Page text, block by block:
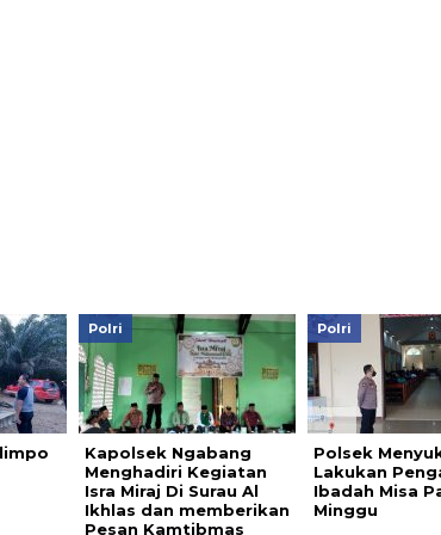
Polri
Kapolsek Ngabang
Menghadiri Kegiatan
Isra Miraj Di Surau Al
Ikhlas dan memberikan
Pesan Kamtibmas
Polri
Polsek
Lakukan
Ibadah Misa
Minggu